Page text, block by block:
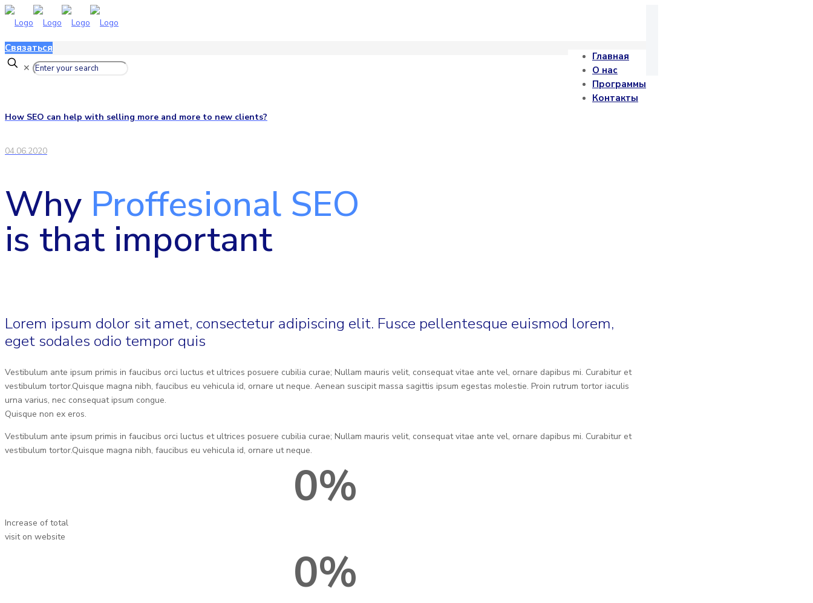
Главная
О нас
Программы
Контакты
Связаться
✕
How SEO can help with selling more and more to new clients?
04.06.2020
Why Proffesional SEO
is that important
Lorem ipsum dolor sit amet, consectetur adipiscing elit. Fusce pellentesque euismod lorem,
eget sodales odio tempor quis
Vestibulum ante ipsum primis in faucibus orci luctus et ultrices posuere cubilia curae; Nullam mauris velit, consequat vitae ante vel, ornare dapibus mi. Curabitur et
vestibulum tortor.Quisque magna nibh, faucibus eu vehicula id, ornare ut neque. Aenean suscipit massa sagittis ipsum egestas molestie. Proin rutrum tortor iaculis
urna varius, nec consequat ipsum congue.
Quisque non ex eros.
Vestibulum ante ipsum primis in faucibus orci luctus et ultrices posuere cubilia curae; Nullam mauris velit, consequat vitae ante vel, ornare dapibus mi. Curabitur et
vestibulum tortor.Quisque magna nibh, faucibus eu vehicula id, ornare ut neque.
0%
Increase of total
visit on website
0%